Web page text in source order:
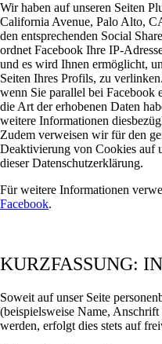
Wir haben auf unseren Seiten
California Avenue, Palo Alto,
den entsprechenden Social
ordnet Facebook Ihre IP-
und es wird Ihnen ermöglicht,
Seiten Ihres Profils, zu
wenn Sie parallel bei Facebook
die Art der erhobenen Daten
weitere Informationen
Zudem verweisen wir für den
Deaktivierung von Cookies auf
dieser Datenschutzerklärung.
Für weitere Informationen
Facebook.
KURZFASSUNG:
Soweit auf unser Seite
(beispielsweise Name,
werden, erfolgt dies stets auf